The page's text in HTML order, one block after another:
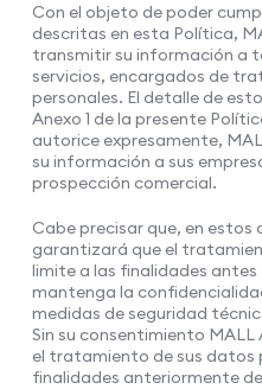
Con el objeto de poder
descritas en esta Política,
transmitir su información a
servicios, encargados de
personales. El detalle de
Anexo 1 de la presente
autorice expresamente,
su información a sus
prospección comercial.
Cabe precisar que, en estos
garantizará que el
limite a las finalidades
mantenga la
medidas de seguridad
Sin su consentimiento MALL
el tratamiento de sus datos
finalidades anteriormente